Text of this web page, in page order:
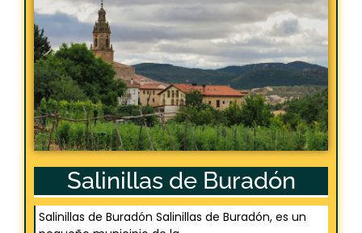
Salinillas de Buradón
Salinillas de Buradón Salinillas de Buradón, es un